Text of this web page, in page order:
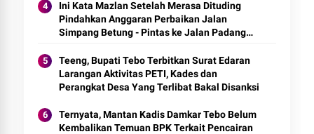
Ini Kata Mazlan Setelah Merasa Dituding
Pindahkan Anggaran Perbaikan Jalan
Simpang Betung - Pintas ke Jalan Padang
Teeng, Bupati Tebo Terbitkan Surat Edaran
Larangan Aktivitas PETI, Kades dan
Perangkat Desa Yang Terlibat Bakal Disanksi
Ternyata, Mantan Kadis Damkar Tebo Belum
Kembalikan Temuan BPK Terkait Pencairan